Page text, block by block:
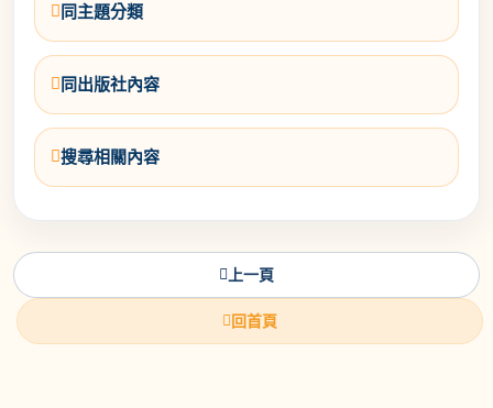
同主題分類
同出版社內容
搜尋相關內容
上一頁
回首頁